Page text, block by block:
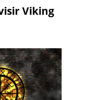
Viking